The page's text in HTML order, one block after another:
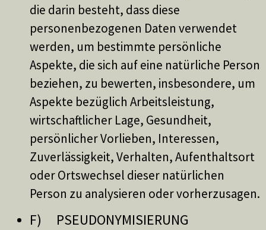
die darin besteht, dass diese
personenbezogenen Daten verwendet
werden, um bestimmte persönliche
Aspekte, die sich auf eine natürliche Person
beziehen, zu bewerten, insbesondere, um
Aspekte bezüglich Arbeitsleistung,
wirtschaftlicher Lage, Gesundheit,
persönlicher Vorlieben, Interessen,
Zuverlässigkeit, Verhalten, Aufenthaltsort
oder Ortswechsel dieser natürlichen
Person zu analysieren oder vorherzusagen.
F) PSEUDONYMISIERUNG